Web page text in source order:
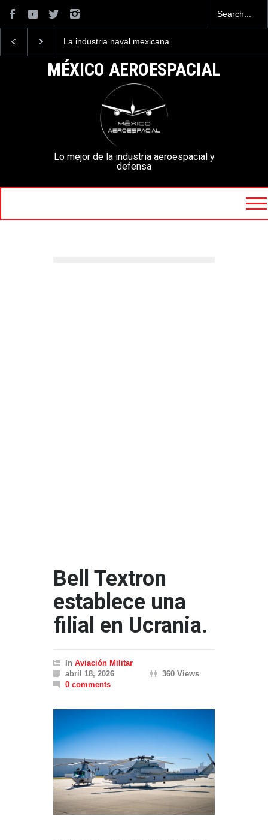
La industria naval mexicana
la Armada de México
mexicanos cuesta 2.9
millones de dólares
MÉXICO AEROESPACIAL
Lo mejor de la industria aeroespacial y
defensa
Bell Textron
establece una
filial en Ucrania.
In Aviación Militar
abril 18, 2026
360 Views
0 comments